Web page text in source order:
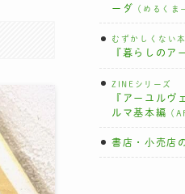
ーダ
（めるくま
むずかしくない本
『暮らしのア
ZINEシリーズ
『アーユルヴ
ルマ基本編
（
書店・小売店